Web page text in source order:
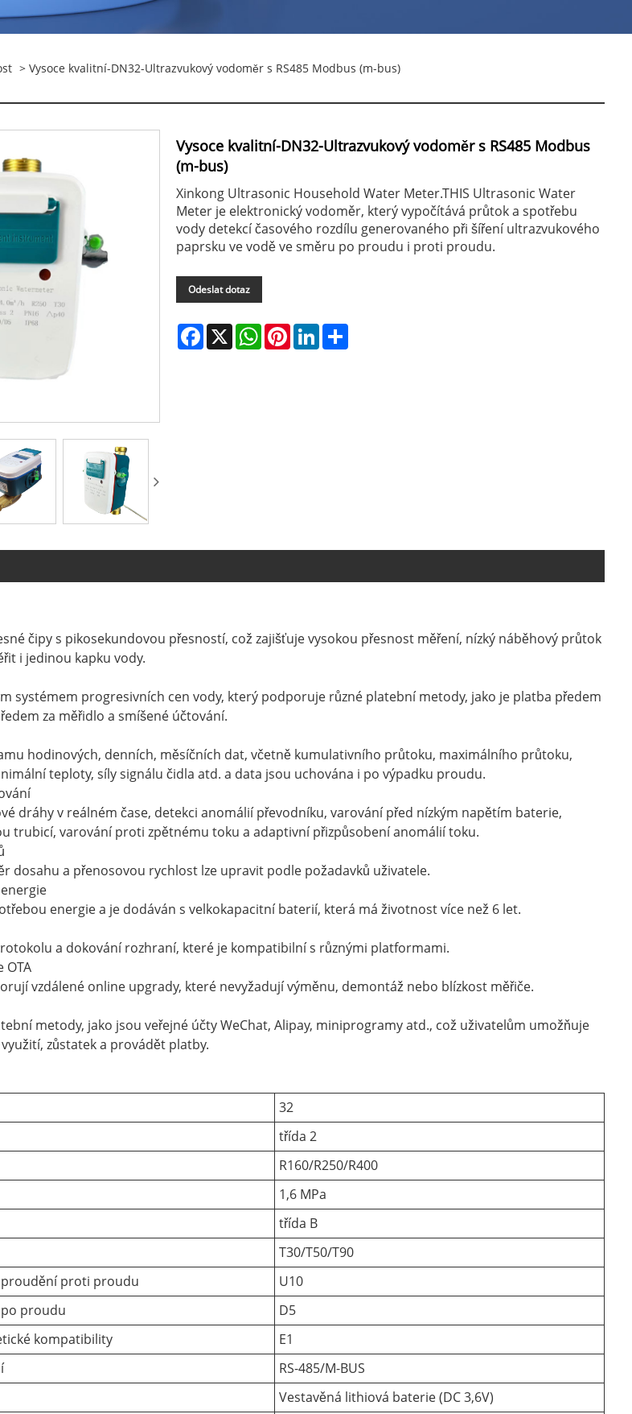
> Vysoce kvalitní-DN32-Ultrazvukový vodoměr s RS485 Modbus (m-bus)
Vysoce kvalitní-DN32-Ultrazvukový vodoměr s RS485 Modbus
(m-bus)
Xinkong Ultrasonic Household Water Meter.THIS Ultrasonic Water
Meter je elektronický vodoměr, který vypočítává průtok a spotřebu
vody detekcí časového rozdílu generovaného při šíření ultrazvukového
paprsku ve vodě ve směru po proudu i proti proudu.
Odeslat dotaz
Facebook
X WhatsApp
PinterestLinkedIn
čipy s pikosekundovou přesností, což zajišťuje vysokou přesnost měření, nízký náběhový průtok
i jedinou kapku vody.
systémem progresivních cen vody, který podporuje různé platební metody, jako je platba předem
za měřidlo a smíšené účtování.
hodinových, denních, měsíčních dat, včetně kumulativního průtoku, maximálního průtoku,
teploty, síly signálu čidla atd. a data jsou uchována i po výpadku proudu.
dráhy v reálném čase, detekci anomálií převodníku, varování před nízkým napětím baterie,
trubicí, varování proti zpětnému toku a adaptivní přizpůsobení anomálií toku.
dosahu a přenosovou rychlost lze upravit podle požadavků uživatele.
energie a je dodáván s velkokapacitní baterií, která má životnost více než 6 let.
a dokování rozhraní, které je kompatibilní s různými platformami.
OTA
vzdálené online upgrady, které nevyžadují výměnu, demontáž nebo blízkost měřiče.
metody, jako jsou veřejné účty WeChat, Alipay, miniprogramy atd., což uživatelům umožňuje
zůstatek a provádět platby.
32
třída 2
R160/R250/R400
1,6 MPa
třída B
T30/T50/T90
proti proudu
U10
proudu
D5
kompatibility
E1
RS-485/M-BUS
Vestavěná lithiová baterie (DC 3,6V)